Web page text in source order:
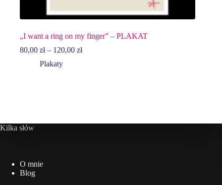
„I want a ring on my finger” – PLAKAT
80,00 zł – 120,00 złZakres
Plakaty
Kilka słów
O mnie
Blog